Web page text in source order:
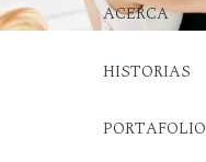
ACERCA
HISTORIAS
PORTAFOLIO